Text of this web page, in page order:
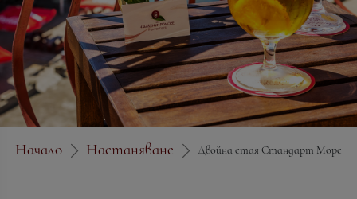
Начало Настаняване Двойна стая Стандарт Море